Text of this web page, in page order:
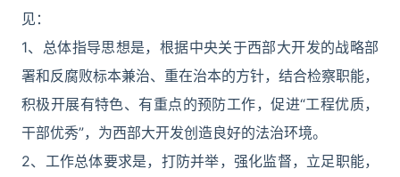
见：
1、总体指导思想是，根据中央关于西部大开发的战略部
署和反腐败标本兼治、重在治本的方针，结合检察职能，
积极开展有特色、有重点的预防工作，促进“工程优质，
干部优秀”，为西部大开发创造良好的法治环境。
2、工作总体要求是，打防并举，强化监督，立足职能，